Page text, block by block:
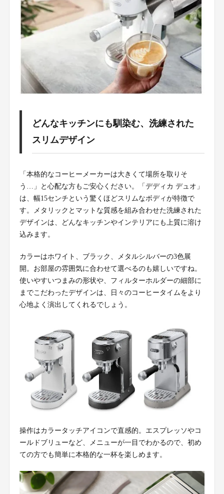
どんなキッチンにも馴染む、洗練された
スリムデザイン
「本格的なコーヒーメーカーは大きくて場所を取りそ
う…」と心配な方もご安心ください。「デディカ デュオ」
は、幅15センチという驚くほどスリムなボディが特徴で
す。メタリックとマットな質感を組み合わせた洗練された
デザインは、どんなキッチンやインテリアにも上質に溶け
込みます。
カラーはホワイト、ブラック、メタルシルバーの3色展
開。お部屋の雰囲気に合わせて選べるのも嬉しいですね。
使いやすいつまみの形状や、フィルターホルダーの細部に
までこだわったデザインは、日々のコーヒータイムをより
心地よく演出してくれるでしょう。
操作はカラータッチアイコンで直感的。エスプレッソやコ
ールドブリューなど、メニューが一目でわかるので、初め
ての方でも簡単に本格的な一杯を楽しめます。